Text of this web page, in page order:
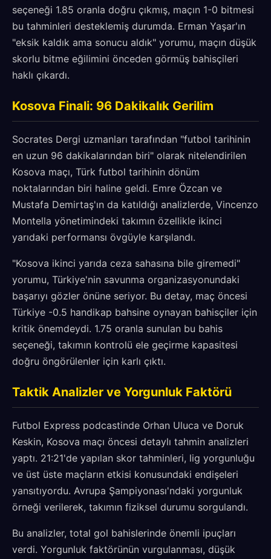
seçeneği 1.85 oranla doğru çıkmış, maçın 1-0 bitmesi
bu tahminleri desteklemiş durumda. Erman Yaşar'ın
"eksik kaldık ama sonucu aldık" yorumu, maçın düşük
skorlu bitme eğilimini önceden görmüş bahisçileri
haklı çıkardı.
Kosova Finali: 96 Dakikalık Gerilim
Socrates Dergi uzmanları tarafından "futbol tarihinin
en uzun 96 dakikalarından biri" olarak nitelendirilen
Kosova maçı, Türk futbol tarihinin dönüm
noktalarından biri haline geldi. Emre Özcan ve
Mustafa Demirtaş'ın da katıldığı analizlerde, Vincenzo
Montella yönetimindeki takımın özellikle ikinci
yarıdaki performansı övgüyle karşılandı.
"Kosova ikinci yarıda ceza sahasına bile giremedi"
yorumu, Türkiye'nin savunma organizasyonundaki
başarıyı gözler önüne seriyor. Bu detay, maç öncesi
Türkiye -0.5 handikap bahsine oynayan bahisçiler için
kritik önemdeydi. 1.75 oranla sunulan bu bahis
seçeneği, takımın kontrolü ele geçirme kapasitesi
doğru öngörülenler için karlı çıktı.
Taktik Analizler ve Yorgunluk Faktörü
Futbol Express podcastinde Orhan Uluca ve Doruk
Keskin, Kosova maçı öncesi detaylı tahmin analizleri
yaptı. 21:21'de yapılan skor tahminleri, lig yorgunluğu
ve üst üste maçların etkisi konusundaki endişeleri
yansıtıyordu. Avrupa Şampiyonası'ndaki yorgunluk
örneği verilerek, takımın fiziksel durumu sorgulandı.
Bu analizler, total gol bahislerinde önemli ipuçları
verdi. Yorgunluk faktörünün vurgulanması, düşük